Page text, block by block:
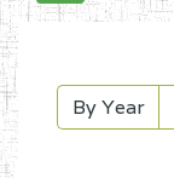
By Year